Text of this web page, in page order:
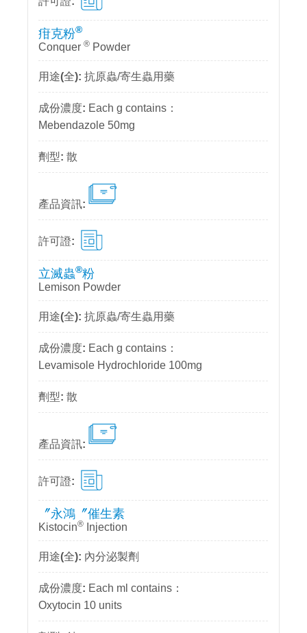
疳克粉®
Conquer® Powder
抗原蟲/寄生蟲用藥
Each g contains：
Mebendazole 50mg
散
立滅蟲®粉
Lemison Powder
抗原蟲/寄生蟲用藥
Each g contains：
Levamisole Hydrochloride 100mg
散
〞永鴻〞催生素
Kistocin® Injection
內分泌製劑
Each ml contains：
Oxytocin 10 units